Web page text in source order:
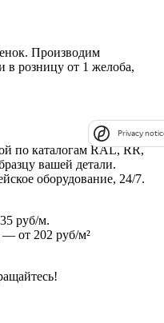
Производим
в розницу от 1 желоба,
по каталогам RAL, RR,
вашей детали.
оборудование, 24/7.
руб/м.
— от 202 руб/м²
Privacy